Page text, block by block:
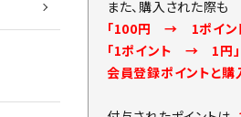
また、購入された際も
「100円 → 1ポイン
「1ポイント → 1円」
会員登録ポイントと購